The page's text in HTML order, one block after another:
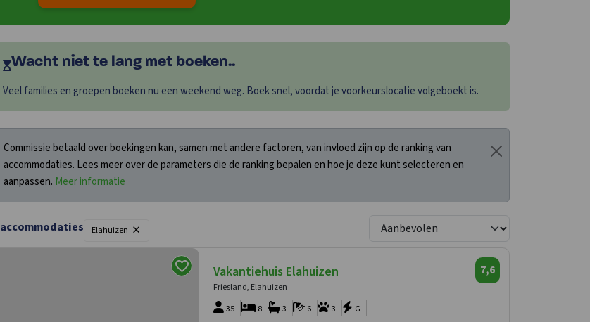
Wacht niet te lang met boeken..
Veel families en groepen boeken nu een weekend weg. Boek snel, voordat je voorkeurslocatie volgeboekt is.
Commissie betaald over boekingen kan, samen met andere factoren, van invloed zijn op de ranking van
accommodaties. Lees meer over de parameters die de ranking bepalen en hoe je deze kunt selecteren en
aanpassen. Meer informatie
accommodaties Elahuizen ×
Vakantiehuis Elahuizen
Friesland, Elahuizen
7,6
35 3
6
3 G
8